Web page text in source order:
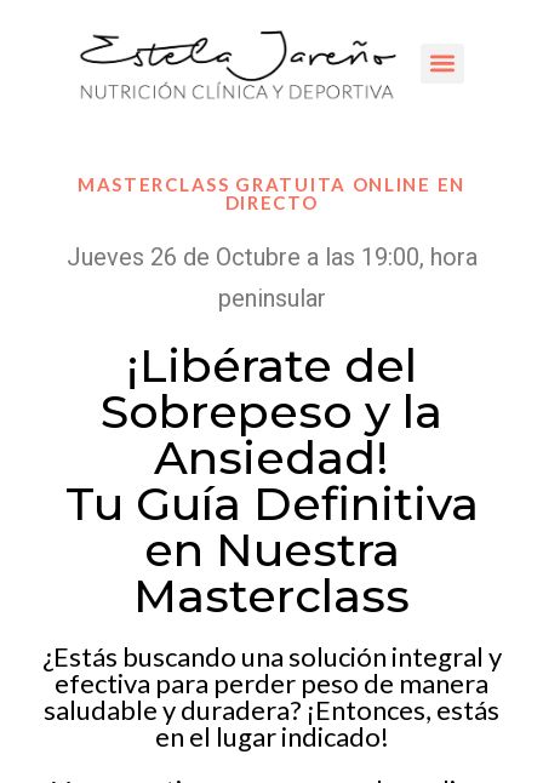
MASTERCLASS GRATUITA ONLINE EN
DIRECTO
Jueves 26 de Octubre a las 19:00, hora
peninsular
¡Libérate del
Sobrepeso y la
Ansiedad!
Tu Guía Definitiva
en Nuestra
Masterclass
¿Estás buscando una solución integral y
efectiva para perder peso de manera
saludable y duradera? ¡Entonces, estás
en el lugar indicado!